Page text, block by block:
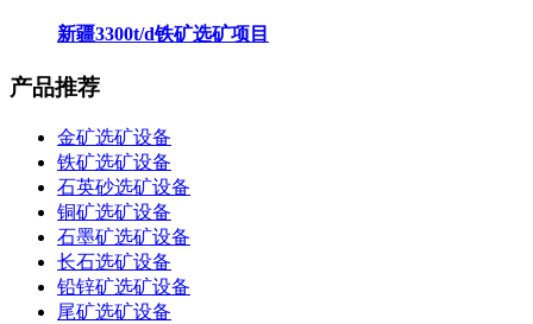
新疆3300t/d铁矿选矿项目
产品推荐
金矿选矿设备
铁矿选矿设备
石英砂选矿设备
铜矿选矿设备
石墨矿选矿设备
长石选矿设备
铅锌矿选矿设备
尾矿选矿设备